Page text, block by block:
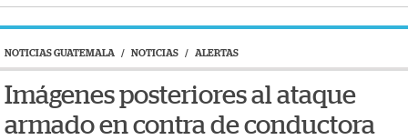
NOTICIAS GUATEMALA / NOTICIAS / ALERTAS
Imágenes posteriores al ataque
armado en contra de conductora